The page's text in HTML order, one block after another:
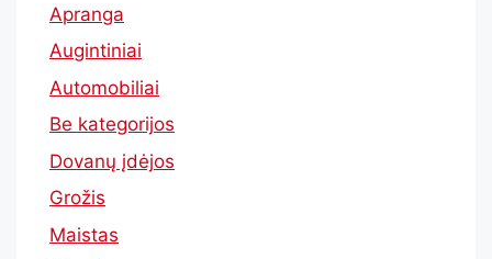
Apranga
Augintiniai
Automobiliai
Be kategorijos
Dovanų įdėjos
Grožis
Maistas